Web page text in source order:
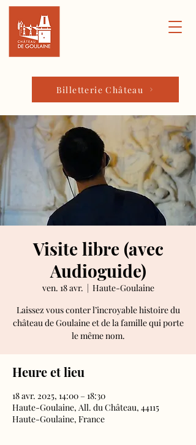
Billetterie Château
Visite libre (avec
Audioguide)
ven. 18 avr.
  |
Haute-Goulaine
Laissez vous conter l’incroyable histoire du
château de Goulaine et de la famille qui porte
le même nom.
Heure et lieu
18 avr. 2025, 14:00 – 18:30
Haute-Goulaine, All. du Château, 44115
Haute-Goulaine, France